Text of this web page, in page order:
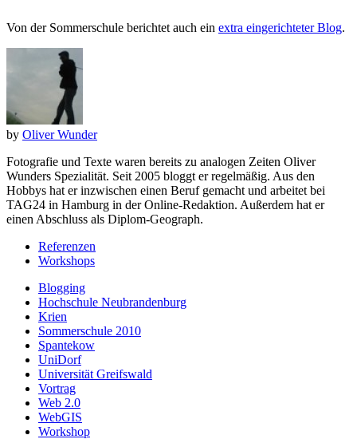
Von der Sommerschule berichtet auch ein extra eingerichteter Blog.
by Oliver Wunder
Fotografie und Texte waren bereits zu analogen Zeiten Oliver
Wunders Spezialität. Seit 2005 bloggt er regelmäßig. Aus den
Hobbys hat er inzwischen einen Beruf gemacht und arbeitet bei
TAG24 in Hamburg in der Online-Redaktion. Außerdem hat er
einen Abschluss als Diplom-Geograph.
Referenzen
Workshops
Blogging
Hochschule Neubrandenburg
Krien
Sommerschule 2010
Spantekow
UniDorf
Universität Greifswald
Vortrag
Web 2.0
WebGIS
Workshop